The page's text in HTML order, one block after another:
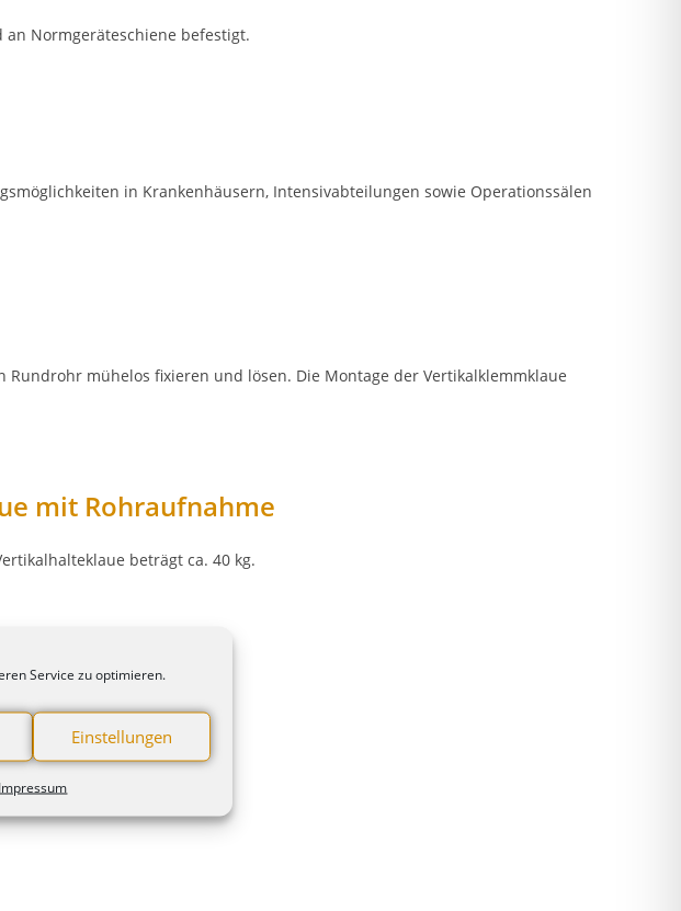
Service zu optimieren.
Einstellungen
Impressum
Normgeräteschiene befestigt.
in Krankenhäusern, Intensivabteilungen sowie Operationssälen
mühelos fixieren und lösen. Die Montage der Vertikalklemmklaue
mit Rohraufnahme
beträgt ca. 40 kg.